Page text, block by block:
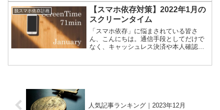
よね。毎日死ぬほど忙しいのにスマホば
かりいじってしまう私たちが...
脱スマホ依存計画
【スマホ依存対策】2022年1月の
スクリーンタイム
「スマホ依存」に悩まされている皆さ
ん、こんにちは。通信手段としてだけで
なく、キャッシュレス決済や本人確認の
人気記事ランキング｜2023年12月